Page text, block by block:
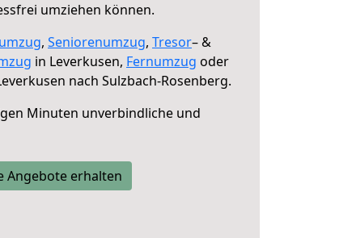
umziehen können.
, Seniorenumzug, Tresor– &
in Leverkusen, Fernumzug oder
nach Sulzbach-Rosenberg.
Minuten unverbindliche und
Angebote erhalten